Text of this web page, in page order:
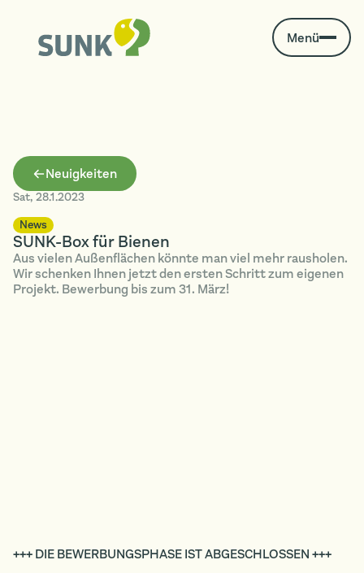
Menü
Neuigkeiten
Sat, 28.1.2023
News
SUNK-Box für Bienen
Aus vielen Außenflächen könnte man viel mehr rausholen.
Wir schenken Ihnen jetzt den ersten Schritt zum eigenen
Projekt. Bewerbung bis zum 31. März!
+++ DIE BEWERBUNGSPHASE IST ABGESCHLOSSEN +++